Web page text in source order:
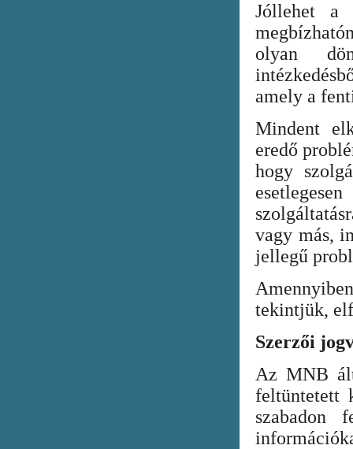
Jóllehet a
olyan
amely a
Mindent
eredő
hogy
vagy más,
jellegű
tekintjük,
Szerzői
Az MNB
feltüntetett
szabadon